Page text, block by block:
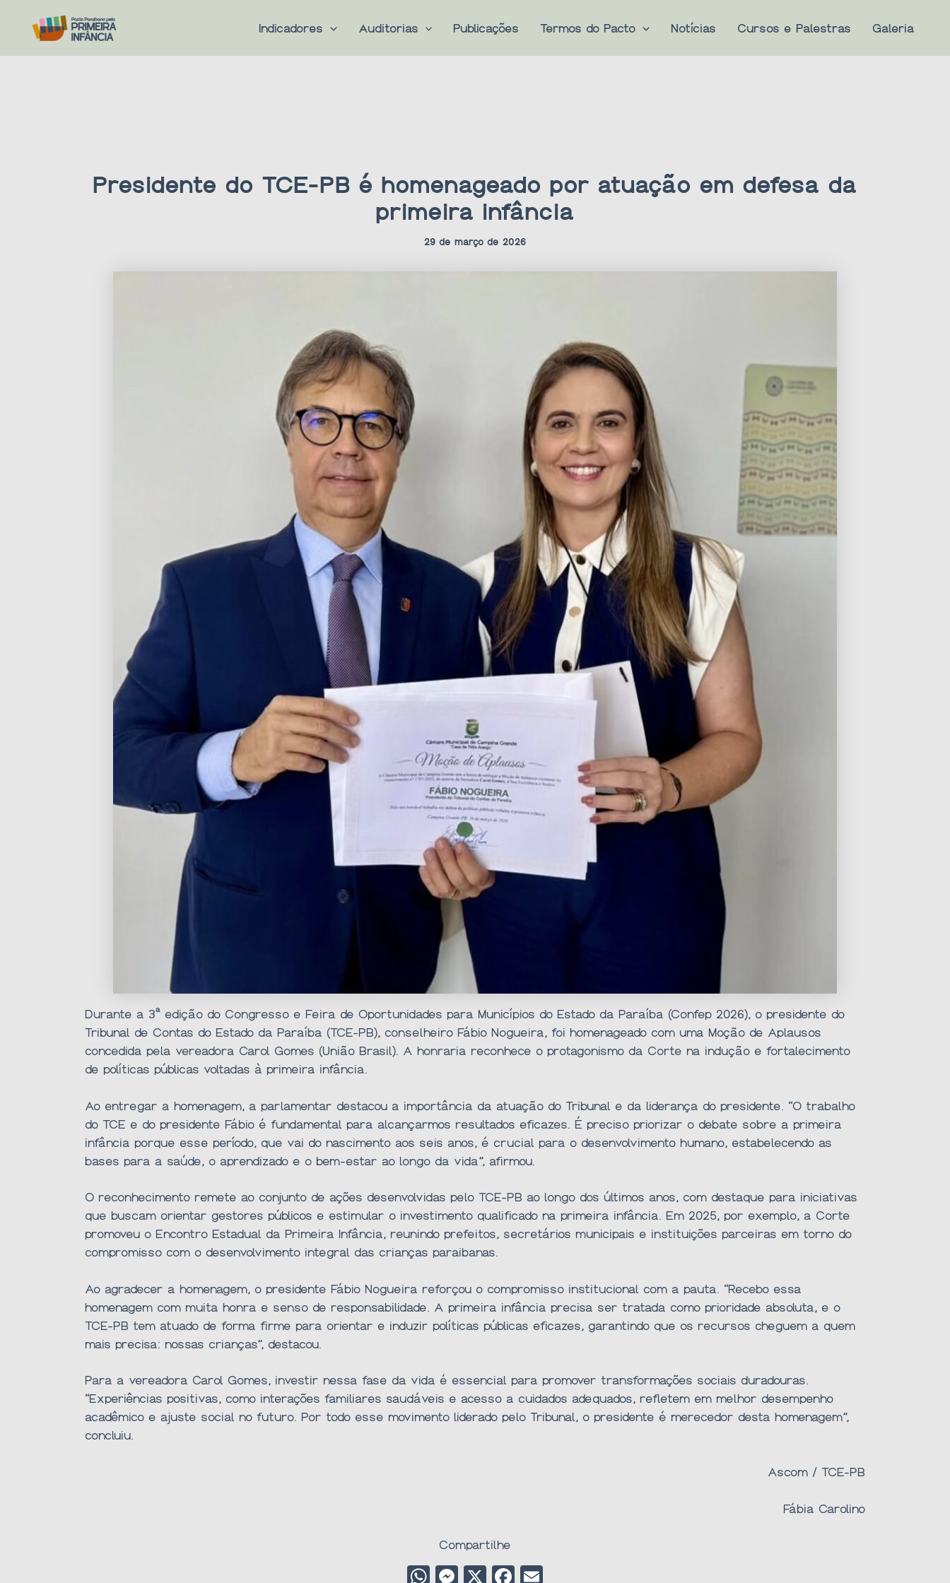
Indicadores Auditorias Publicações Termos do Pacto Notícias Cursos e Palestras Galeria
Presidente do TCE-PB é homenageado por atuação em defesa da
primeira infância
29 de março de 2026
Durante a 3ª edição do Congresso e Feira de Oportunidades para Municípios do Estado da Paraíba (Confep 2026), o presidente do
Tribunal de Contas do Estado da Paraíba (TCE-PB), conselheiro Fábio Nogueira, foi homenageado com uma Moção de Aplausos
concedida pela vereadora Carol Gomes (União Brasil). A honraria reconhece o protagonismo da Corte na indução e fortalecimento
de políticas públicas voltadas à primeira infância.
Ao entregar a homenagem, a parlamentar destacou a importância da atuação do Tribunal e da liderança do presidente. “O trabalho
do TCE e do presidente Fábio é fundamental para alcançarmos resultados eficazes. É preciso priorizar o debate sobre a primeira
infância porque esse período, que vai do nascimento aos seis anos, é crucial para o desenvolvimento humano, estabelecendo as
bases para a saúde, o aprendizado e o bem-estar ao longo da vida”, afirmou.
O reconhecimento remete ao conjunto de ações desenvolvidas pelo TCE-PB ao longo dos últimos anos, com destaque para iniciativas
que buscam orientar gestores públicos e estimular o investimento qualificado na primeira infância. Em 2025, por exemplo, a Corte
promoveu o Encontro Estadual da Primeira Infância, reunindo prefeitos, secretários municipais e instituições parceiras em torno do
compromisso com o desenvolvimento integral das crianças paraibanas.
Ao agradecer a homenagem, o presidente Fábio Nogueira reforçou o compromisso institucional com a pauta. “Recebo essa
homenagem com muita honra e senso de responsabilidade. A primeira infância precisa ser tratada como prioridade absoluta, e o
TCE-PB tem atuado de forma firme para orientar e induzir políticas públicas eficazes, garantindo que os recursos cheguem a quem
mais precisa: nossas crianças”, destacou.
Para a vereadora Carol Gomes, investir nessa fase da vida é essencial para promover transformações sociais duradouras.
“Experiências positivas, como interações familiares saudáveis e acesso a cuidados adequados, refletem em melhor desempenho
acadêmico e ajuste social no futuro. Por todo esse movimento liderado pelo Tribunal, o presidente é merecedor desta homenagem”,
concluiu.
Ascom / TCE-PB
Fábia Carolino
Compartilhe
W M X F